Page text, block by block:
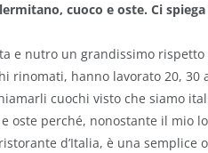
cuoco e oste. Ci
e nutro un grandissimo
rinomati, hanno lavorato 20,
cuochi visto che siamo
oste perché, nonostante il mio
d’Italia, è una semplice